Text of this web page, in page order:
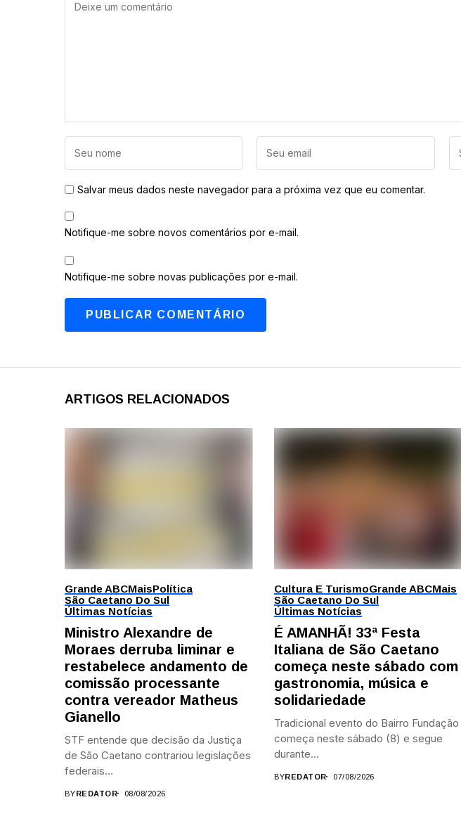
Salvar meus dados neste navegador para a próxima vez que eu comentar.
Notifique-me sobre novos comentários por e-mail.
Notifique-me sobre novas publicações por e-mail.
ARTIGOS RELACIONADOS
Grande ABCMaisPolítica
São Caetano Do Sul
Últimas Notícias
Ministro Alexandre de
Moraes derruba liminar e
restabelece andamento de
comissão processante
contra vereador Matheus
Gianello
STF entende que decisão da Justiça
de São Caetano contrariou legislações
federais...
BYREDATOR 08/08/2026
Cultura E TurismoGrande ABCMais
São Caetano Do Sul
Últimas Notícias
É AMANHÃ! 33ª Festa
Italiana de São Caetano
começa neste sábado com
gastronomia, música e
solidariedade
Tradicional evento do Bairro Fundação
começa neste sábado (8) e segue
durante...
BYREDATOR 07/08/2026